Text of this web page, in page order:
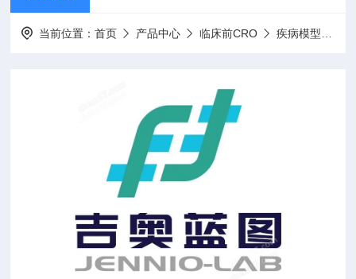
当前位置：首页 产品中心 临床前CRO 疾病模型体内药效学